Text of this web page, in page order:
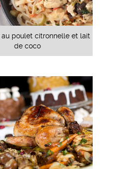
au poulet citronnelle et lait
de coco